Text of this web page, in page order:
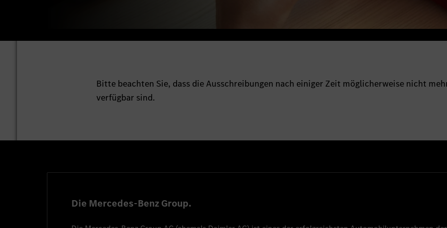
Bitte beachten Sie, dass die Ausschreibungen nach einiger Zeit möglicherweise nicht
verfügbar sind.
Die Mercedes-Benz Group.